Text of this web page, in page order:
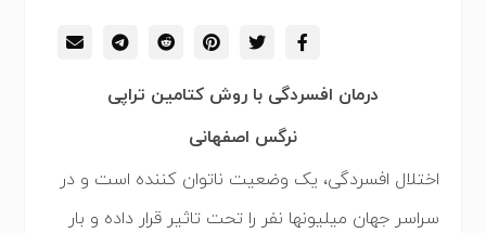
درمان افسردگی با روش کتامین تراپی
نرگس اصفهانی
اختلال افسردگی، یک وضعیت ناتوان کننده است و در
سراسر جهان میلیونها نفر را تحت تاثیر قرار داده و بار